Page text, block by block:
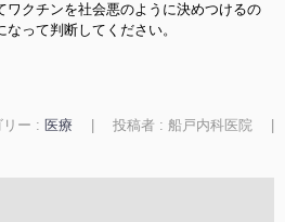
ワクチンを社会悪のように決めつけるの
って判断してください。
リー : 医療 投稿者 : 船戸内科医院